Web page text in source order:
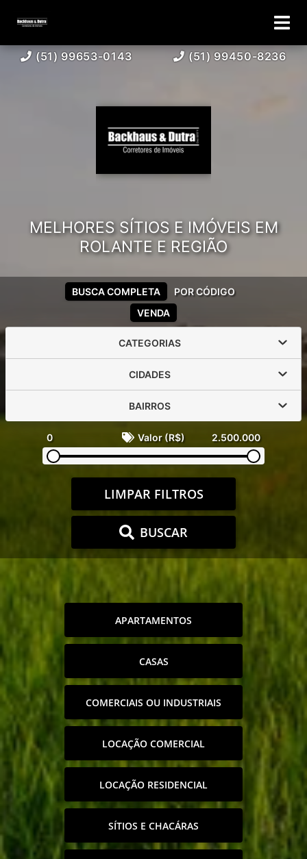
(51) 99653-0143 (51) 99450-8236
MELHORES SÍTIOS E IMÓVEIS EM
ROLANTE E REGIÃO
VENDA
BUSCA COMPLETA POR CÓDIGO
CATEGORIAS
CIDADES
BAIRROS
0 Valor (R$) 2.500.000
LIMPAR FILTROS
BUSCAR
APARTAMENTOS
CASAS
COMERCIAIS OU INDUSTRIAIS
LOCAÇÃO COMERCIAL
LOCAÇÃO RESIDENCIAL
SÍTIOS E CHACÁRAS